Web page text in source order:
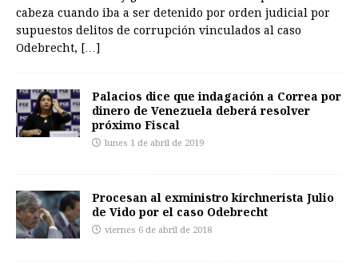
cabeza cuando iba a ser detenido por orden judicial por
supuestos delitos de corrupción vinculados al caso
Odebrecht, […]
Palacios dice que indagación a Correa por
dinero de Venezuela deberá resolver
próximo Fiscal
lunes 1 de abril de 2019
Procesan al exministro kirchnerista Julio
de Vido por el caso Odebrecht
viernes 6 de abril de 2018